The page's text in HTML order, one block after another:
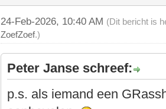
24-Feb-2026, 10:40 AM (Dit bericht is
ZoefZoef.)
Peter Janse schreef:
p.s. als iemand een